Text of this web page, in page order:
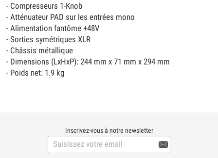
- Compresseurs 1-Knob
- Atténuateur PAD sur les entrées mono
- Alimentation fantôme +48V
- Sorties symétriques XLR
- Châssis métallique
- Dimensions (LxHxP): 244 mm x 71 mm x 294 mm
- Poids net: 1.9 kg
Inscrivez-vous à notre newsletter
